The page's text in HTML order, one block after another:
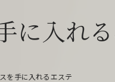
に入れ
を手に入れるエステ